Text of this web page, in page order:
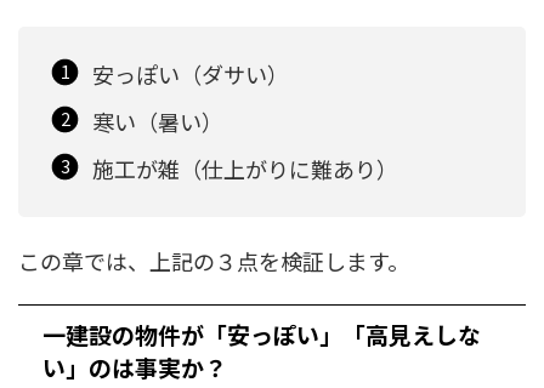
安っぽい（ダサい）
寒い（暑い）
施工が雑（仕上がりに難あり）
この章では、上記の３点を検証します。
一建設の物件が「安っぽい」「高見えしな
い」のは事実か？